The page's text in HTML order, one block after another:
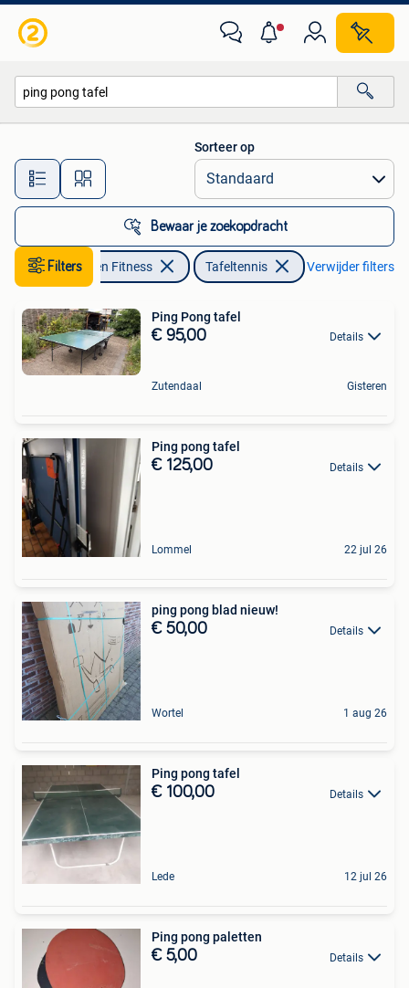
Alle afstanden…
Sorteer op
Bewaar je zoekopdracht
Filters
Sport en Fitness Tafeltennis Verwijder filters
Ping Pong tafel
€ 95,00 Details
Zutendaal Gisteren
Ping pong tafel
€ 125,00 Details
Lommel 22 jul 26
ping pong blad nieuw!
€ 50,00 Details
Wortel 1 aug 26
Ping pong tafel
€ 100,00 Details
Lede 12 jul 26
Ping pong paletten
€ 5,00 Details